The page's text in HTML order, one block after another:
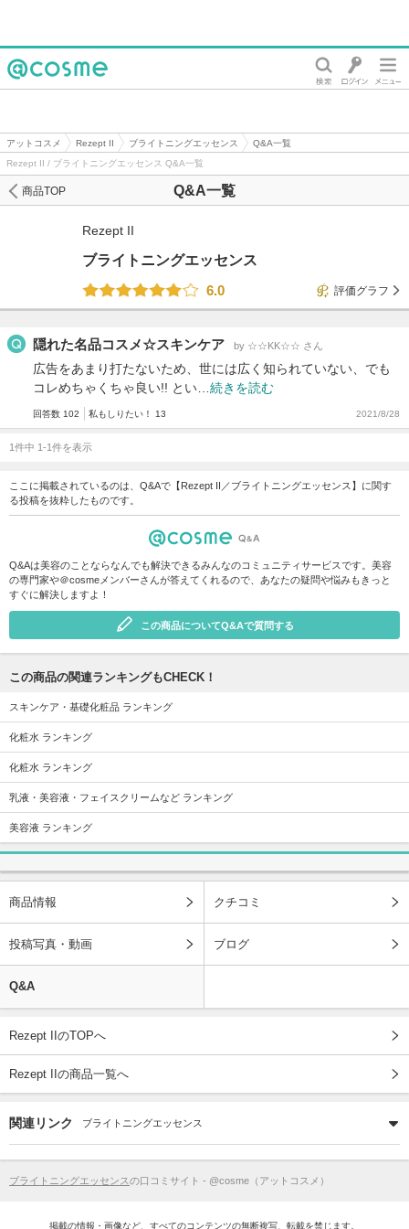
アットコスメ Rezept II ブライトニングエッセンス
Q&A一覧
Rezept II / ブライトニングエッセンス Q&A一覧
Q&A一覧
商品TOP
Rezept II
ブライトニングエッセンス
6.0
評価グラフ
隠れた名品コスメ☆スキンケア by ☆☆KK☆☆ さん
広告をあまり打たないため、世には広く知られていない、でも
コレめちゃくちゃ良い!! とい… 続きを読む
回答数 102 私もしりたい！ 13 2021/8/28
1件中 1-1件を表示
ここに掲載されているのは、Q&Aで【Rezept II／ブライトニングエッセンス】に関す
る投稿を抜粋したものです。
Q&Aは美容のことならなんでも解決できるみんなのコミュニティサービスです。美容
の専門家や＠cosmeメンバーさんが答えてくれるので、あなたの疑問や悩みもきっと
すぐに解決しますよ！
この商品についてQ&Aで質問する
この商品の関連ランキングもCHECK！
スキンケア・基礎化粧品 ランキング
化粧水 ランキング
化粧水 ランキング
乳液・美容液・フェイスクリームなど ランキング
美容液 ランキング
商品情報 クチコミ
投稿写真・動画 ブログ
Q&A
Rezept IIのTOPへ
Rezept IIの商品一覧へ
関連リンク ブライトニングエッセンス
ブライトニングエッセンスの口コミサイト - @cosme（アットコスメ）
掲載の情報・画像など、すべてのコンテンツの無断複写、転載を禁じます。